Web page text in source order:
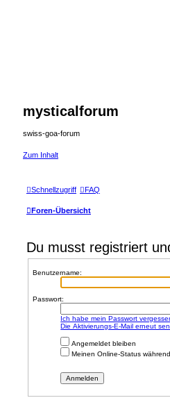
mysticalforum
swiss-goa-forum
Zum Inhalt
Schnellzugriff FAQ
Foren-Übersicht
Du musst registriert
Benutzername:
Passwort:
Ich habe mein Passwort
Die Aktivierungs-E-Mail erneut
Angemeldet bleiben
Meinen Online-Status